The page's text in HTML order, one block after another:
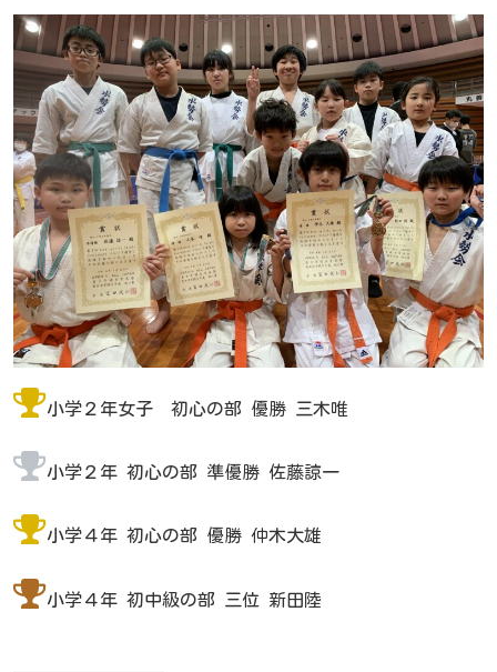
小学２年女子 初心の部 優勝 三木唯
小学２年 初心の部 準優勝 佐藤諒一
小学４年 初心の部 優勝 仲木大雄
小学４年 初中級の部 三位 新田陸